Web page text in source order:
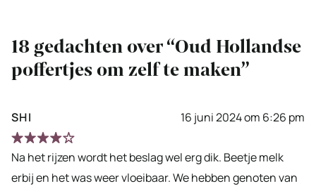
18 gedachten over “Oud Hollandse
poffertjes om zelf te maken”
SHI 16 juni 2024 om 6:26 pm
Na het rijzen wordt het beslag wel erg dik. Beetje melk
erbij en het was weer vloeibaar. We hebben genoten van